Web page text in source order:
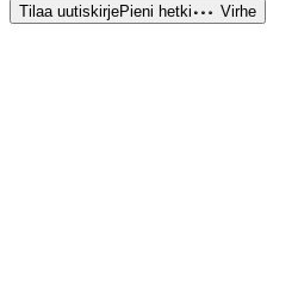
Tilaa uutiskirjePieni hetki Virhe